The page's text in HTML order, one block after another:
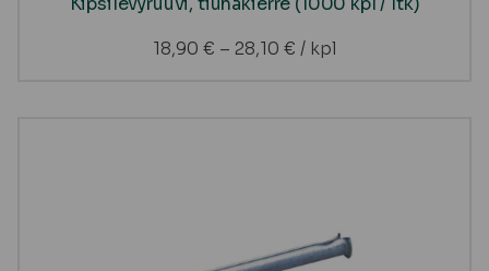
18,90 € – 28,10 € / kpl